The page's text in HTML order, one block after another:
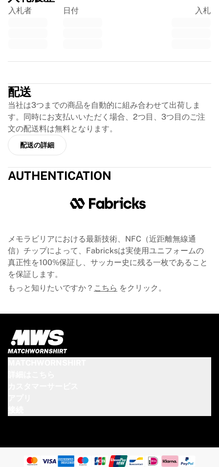
アイスホッケーをすべて表示
その他
シャツの額装
マイコレクション
入札者 日付 入札
配送
当社は3つまでの商品を自動的に組み合わせて出荷しま
す。同時にお支払いいただく場合、2つ目、3つ目のご注
文の配送料は無料となります。
配送の詳細
AUTHENTICATION
メモラビリアにおける最新技術、NFC（近距離無線通
信）チップによって、Fabricksは実使用ユニフォームの
真正性を100%保証し、サッカー史に残る一枚であること
を保証します。
もっと知りたいですか？ こちら をクリック。